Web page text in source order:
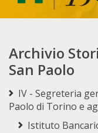
Archivio
San Paolo
IV - Segreteria
Paolo di Torino e
Istituto